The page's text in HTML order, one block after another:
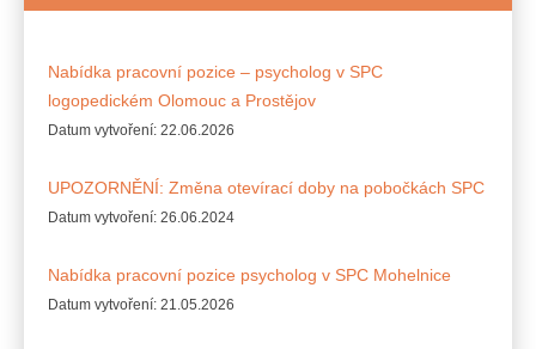
Nabídka pracovní pozice – psycholog v SPC
logopedickém Olomouc a Prostějov
Datum vytvoření: 22.06.2026
UPOZORNĚNÍ: Změna otevírací doby na pobočkách SPC
Datum vytvoření: 26.06.2024
Nabídka pracovní pozice psycholog v SPC Mohelnice
Datum vytvoření: 21.05.2026